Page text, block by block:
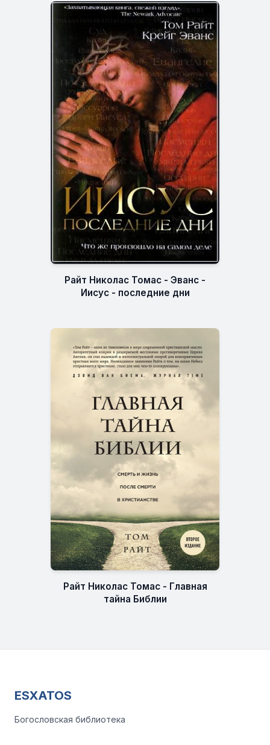
Райт Николас Томас - Эванс -
Иисус - последние дни
Райт Николас Томас - Главная
тайна Библии
ESXATOS
Богословская библиотека